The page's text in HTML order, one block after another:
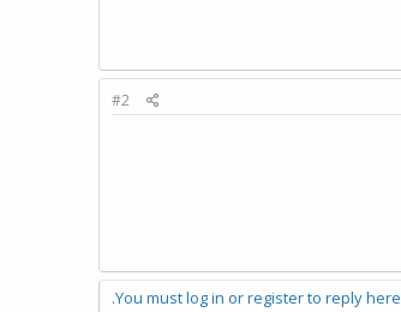
#2
You must log in or register to reply here.